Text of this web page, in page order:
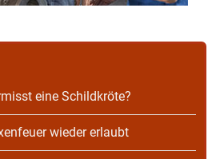
eine Schildkröte?
wieder erlaubt